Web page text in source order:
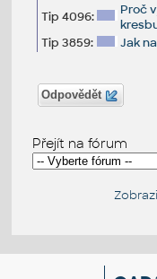
Tip 4096:
Proč
Tip 3859:
Jak
Odpovědět
Přejít na fórum